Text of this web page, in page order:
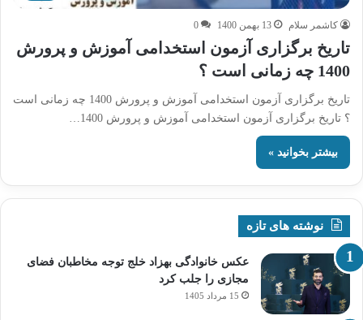
کاشمر سلام 13 بهمن 1400 0
تاریخ برگزاری آزمون استخدامی آموزش و پرورش
1400 چه زمانی است ؟
تاریخ برگزاری آزمون استخدامی آموزش و پرورش 1400 چه زمانی است
؟ تاریخ برگزاری آزمون استخدامی آموزش و پرورش 1400…
بیشتر بخوانید »
نوشته های تازه
عکس خانوادگی بهزاد خلج توجه مخاطبان فضای
مجازی را جلب کرد
15 مرداد 1405